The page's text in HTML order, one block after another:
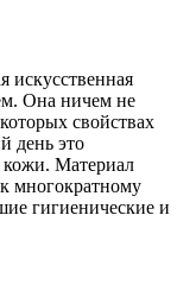
искусственная
Она ничем не
свойствах
день это
кожи. Материал
многократному
гигиенические и